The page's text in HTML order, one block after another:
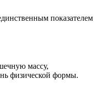
показателем
массу,
физической формы.